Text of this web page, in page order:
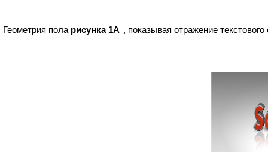
Геометрия пола рисунка 1A , показывая отражение